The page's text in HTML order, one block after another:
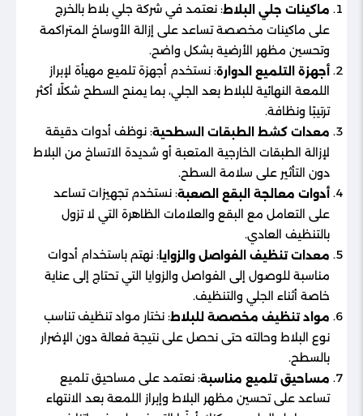
ماكينات جلي البلاط: نعتمد في شركة جلي بلاط بالخرج
على ماكينات مخصصة تساعد على إزالة الأوساخ المتراكمة
وتحسين مظهر الأرضية بشكل واضح.
أجهزة التلميع الدوارة: نستخدم أجهزة تلميع مهيأة لإبراز
اللمعة النهائية للبلاط بعد الجلي، بما يمنح السطح شكلًا أكثر
ترتيبًا ونظافة.
معدات كشط الطبقات السطحية: نوظف أدوات دقيقة
لإزالة الطبقات الخارجية المتعبة أو شديدة الاتساخ من البلاط
دون التأثير على سلامة السطح.
أدوات معالجة البقع الصعبة: نستخدم تجهيزات تساعد
على التعامل مع البقع والعلامات الظاهرة التي لا تزول
بالتنظيف العادي.
معدات تنظيف الفواصل والزوايا: نهتم باستخدام أدوات
مناسبة للوصول إلى الفواصل والزوايا التي تحتاج إلى عناية
خاصة أثناء الجلي والتنظيف.
مواد تنظيف مخصصة للبلاط: نختار مواد تنظيف تناسب
نوع البلاط وحالته حتى نحصل على نتيجة فعالة دون الإضرار
بالسطح.
مساحيق تلميع مناسبة: نعتمد على مساحيق تلميع
تساعد على تحسين مظهر البلاط وإبراز اللمعة بعد الانتهاء